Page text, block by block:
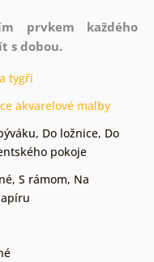
prvkem každého
s dobou.
tygři
akvarelové malby
, Do ložnice, Do
pokoje
, S rámom, Na